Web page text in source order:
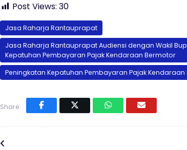
Post Views: 30
Jasa Raharja Rantauprapat
Jasa Raharja Rantauprapat Audiensi dengan Wakil
Kepatuhan Pembayaran Pajak Kendaraan Bermotor
Peningkatan Kepatuhan Pembayaran Pajak
Share: